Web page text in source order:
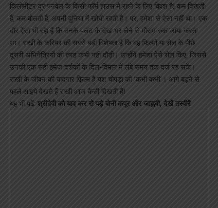
किलोमीटर दूर पनवेल के किसी फॉर्म हाउस में रहने के लिए विवश है! कम दिखती
हैं, कम बोलती हैं, अपनी दुनिया में खोयी रहती हैं। पर, हमेशा से ऐसा नहीं था। एक
दौर ऐसा भी रहा है कि उनके पलट के देख भर लेने से मौसम रुक जाया करता
था। राखी के करियर की सबसे बड़ी विशेषता है कि वह फ़िल्मों या रोल के पीछे
दूसरी अभिनेत्रियों की तरह कभी नहीं दौड़ी। उन्होंने हमेशा ऐसे रोल किए, जिससे
उनकी एक सही इमेज दर्शकों के दिल-दिमाग में लंबे समय तक दर्ज रह सकें।
राखी के जीवन की यादगार फ़िल्म है यश चोपड़ा की ‘कभी कभी’। आगे बढ़ने से
पहले आइये देखते हैं राखी आज कैसी दिखती हैं!
यह भी पढ़ें: श्रीदेवी को याद कर रो पड़े बोनी कपूर और जाह्नवी, देखें तस्वीरें